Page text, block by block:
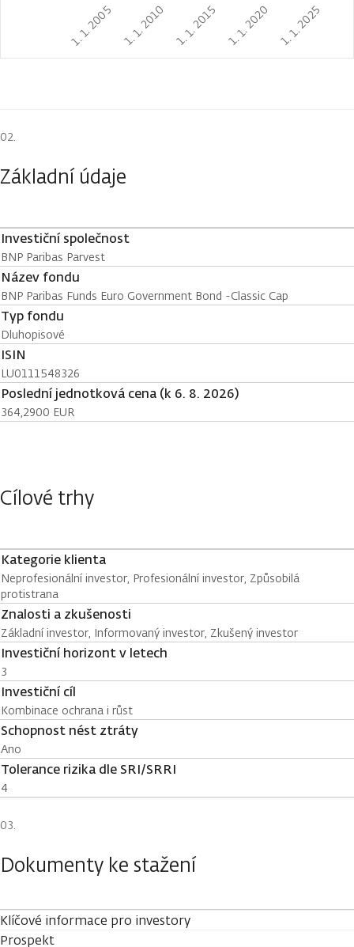
1. 1. 2005 1. 1. 2010 1. 1. 2015 1. 1. 2020 1. 1. 2025
Základní údaje
Investiční společnost
BNP Paribas Parvest
Název fondu
BNP Paribas Funds Euro Government Bond -Classic Cap
Typ fondu
Dluhopisové
ISIN
LU0111548326
Poslední jednotková cena (k 6. 8. 2026)
364,2900 EUR
Cílové trhy
Kategorie klienta
Neprofesionální investor, Profesionální investor, Způsobilá
protistrana
Znalosti a zkušenosti
Základní investor, Informovaný investor, Zkušený investor
Investiční horizont v letech
3
Investiční cíl
Kombinace ochrana i růst
Schopnost nést ztráty
Ano
Tolerance rizika dle SRI/SRRI
4
Dokumenty ke stažení
Klíčové informace pro investory
Prospekt